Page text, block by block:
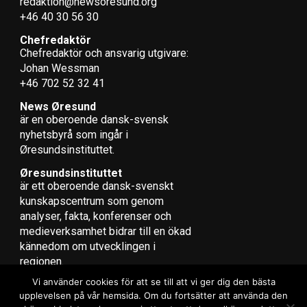
är positiv för många, medan andra behöver ledas i
har arbeten som kan lösas helt på distans.
– Det är svårnavigerat, många organisationer väljer att
nu som rådgivare åt ett företag som funderar på att
dela upp sig, att ha ett samlande kontor men också ha
olika satellitkontor. Det är inte självklart att de ska sitta
att se mer blandning, en reduktion av ytan som hyrs ut
och verksamheter som är mer blandade i husen, säger
hon och fortsätter:
– Idag är det säkerligen så att ha ett stort kontor, i ett
högt hus, med en skylt med företagsnamnet högst upp,
(News Øresund – Jenny Andersson)
+46 40 30 56 30
Chefredaktör
Chefredaktör och ansvarig utgivare:
Johan Wessman
+46 702 52 32 41
News Øresund
är en oberoende dansk-svensk
nyhets­byrå som ingår i
Øresundsinstituttet.
Øresundsinstituttet
är ett oberoende dansk-svenskt
kunskapscentrum som genom
analyser, fakta, konferenser och
medieverksamhet bidrar till en ökad
kännedom om utvecklingen i
regionen.
Vi använder cookies för att se till att vi ger dig den bästa
upplevelsen på vår hemsida. Om du fortsätter att använda den